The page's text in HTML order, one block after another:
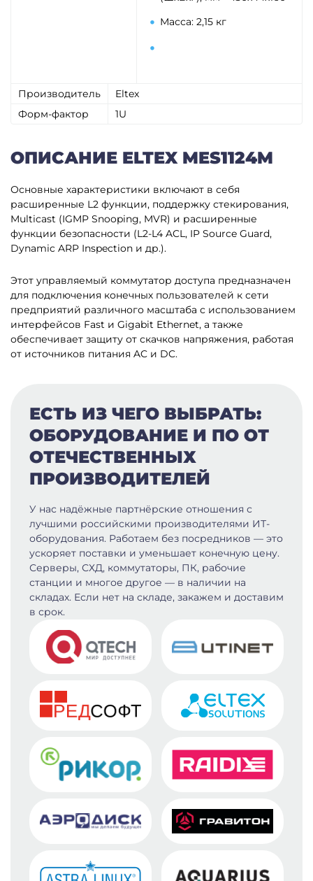
Масса: 2,15 кг
Производитель
Eltex
Форм-фактор
1U
ОПИСАНИЕ ELTEX MES1124M
Основные характеристики включают в себя
расширенные L2 функции, поддержку стекирования,
Multicast (IGMP Snooping, MVR) и расширенные
функции безопасности (L2-L4 ACL, IP Source Guard,
Dynamic ARP Inspection и др.).
Этот управляемый коммутатор доступа предназначен
для подключения конечных пользователей к сети
предприятий различного масштаба с использованием
интерфейсов Fast и Gigabit Ethernet, а также
обеспечивает защиту от скачков напряжения, работая
от источников питания AC и DC.
ЕСТЬ ИЗ ЧЕГО ВЫБРАТЬ:
ОБОРУДОВАНИЕ И ПО ОТ
ОТЕЧЕСТВЕННЫХ
ПРОИЗВОДИТЕЛЕЙ
У нас надёжные партнёрские отношения с
лучшими российскими производителями ИТ-
оборудования. Работаем без посредников — это
ускоряет поставки и уменьшает конечную цену.
Серверы, СХД, коммутаторы, ПК, рабочие
станции и многое другое — в наличии на
складах. Если нет на складе, закажем и доставим
в срок.